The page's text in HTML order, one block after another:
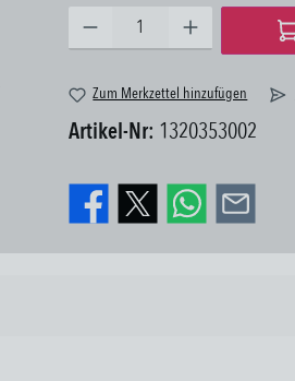
Zum Merkzettel hinzufügen
Artikel-Nr: 1320353002